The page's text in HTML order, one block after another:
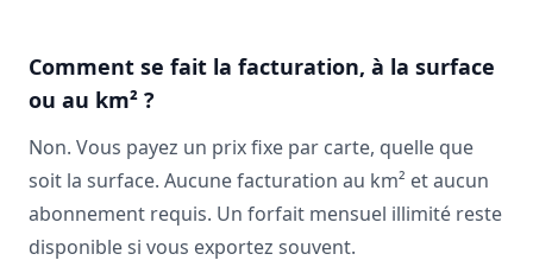
Comment se fait la facturation, à la surface
ou au km² ?
Non. Vous payez un prix fixe par carte, quelle que
soit la surface. Aucune facturation au km² et aucun
abonnement requis. Un forfait mensuel illimité reste
disponible si vous exportez souvent.